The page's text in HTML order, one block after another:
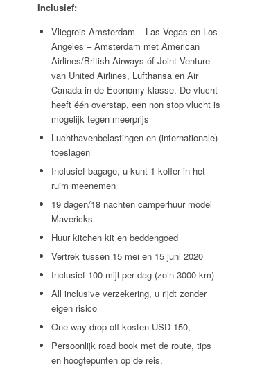
Inclusief:
Vliegreis Amsterdam – Las Vegas en Los
Angeles – Amsterdam met American
Airlines/British Airways óf Joint Venture
van United Airlines, Lufthansa en Air
Canada in de Economy klasse. De vlucht
heeft één overstap, een non stop vlucht is
mogelijk tegen meerprijs
Luchthavenbelastingen en (internationale)
toeslagen
Inclusief bagage, u kunt 1 koffer in het
ruim meenemen
19 dagen/18 nachten camperhuur model
Mavericks
Huur kitchen kit en beddengoed
Vertrek tussen 15 mei en 15 juni 2020
Inclusief 100 mijl per dag (zo’n 3000 km)
All inclusive verzekering, u rijdt zonder
eigen risico
One-way drop off kosten USD 150,–
Persoonlijk road book met de route, tips
en hoogtepunten op de reis.